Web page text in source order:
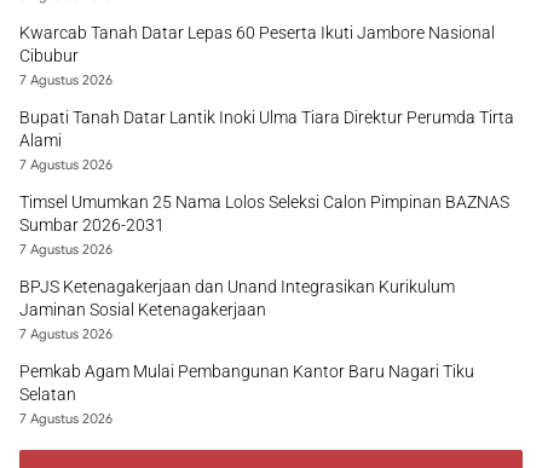
Kwarcab Tanah Datar Lepas 60 Peserta Ikuti Jambore Nasional
Cibubur
7 Agustus 2026
Bupati Tanah Datar Lantik Inoki Ulma Tiara Direktur Perumda Tirta
Alami
7 Agustus 2026
Timsel Umumkan 25 Nama Lolos Seleksi Calon Pimpinan BAZNAS
Sumbar 2026-2031
7 Agustus 2026
BPJS Ketenagakerjaan dan Unand Integrasikan Kurikulum
Jaminan Sosial Ketenagakerjaan
7 Agustus 2026
Pemkab Agam Mulai Pembangunan Kantor Baru Nagari Tiku
Selatan
7 Agustus 2026